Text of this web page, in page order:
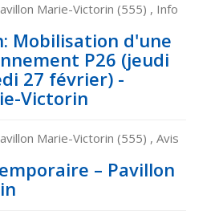
Marie-Victorin (555) , Info
Mobilisation d'une
P26 (jeudi
27 février) -
Victorin
Marie-Victorin (555) , Avis
– Pavillon